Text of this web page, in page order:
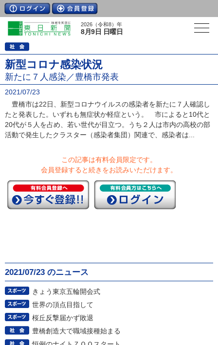
2026（令和8）年
8月9日 日曜日
新型コロナ感染状況
新たに７人感染／豊橋市発表
2021/07/23
豊橋市は22日、新型コロナウイルスの感染者を新たに７人確認し
たと発表した。いずれも無症状か軽症という。 市によると10代と
20代が５人を占め、若い世代が目立つ。うち２人は市内の高校の部
活動で発生したクラスター（感染者集団）関連で、感染者は...
この記事は有料会員限定です。
会員登録すると続きをお読みいただけます。
2021/07/23 のニュース
きょう東京五輪開会式
世界の頂点目指して
桜丘反撃届かず敗退
豊橋創造大で職域接種始まる